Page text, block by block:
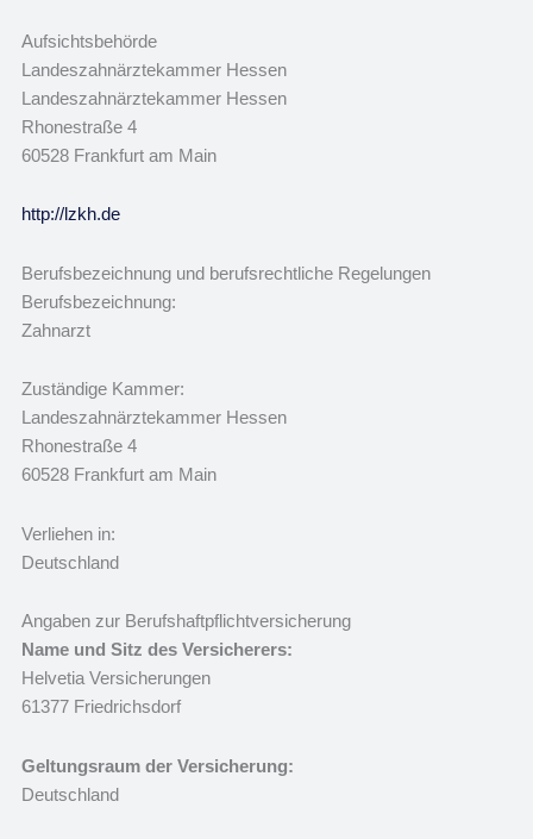
Aufsichtsbehörde
Landeszahnärztekammer Hessen
Landeszahnärztekammer Hessen
Rhonestraße 4
60528 Frankfurt am Main
http://lzkh.de
Berufsbezeichnung und berufsrechtliche Regelungen
Berufsbezeichnung:
Zahnarzt
Zuständige Kammer:
Landeszahnärztekammer Hessen
Rhonestraße 4
60528 Frankfurt am Main
Verliehen in:
Deutschland
Angaben zur Berufs­haftpflicht­versicherung
Name und Sitz des Versicherers:
Helvetia Versicherungen
61377 Friedrichsdorf
Geltungsraum der Versicherung:
Deutschland